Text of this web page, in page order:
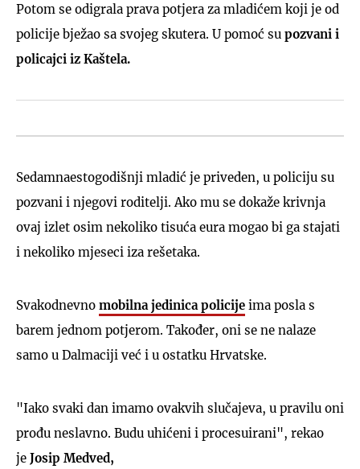
Potom se odigrala prava potjera za mladićem koji je od
policije bježao sa svojeg skutera. U pomoć su pozvani i
policajci iz Kaštela.
Sedamnaestogodišnji mladić je priveden, u policiju su
pozvani i njegovi roditelji. Ako mu se dokaže krivnja
ovaj izlet osim nekoliko tisuća eura mogao bi ga stajati
i nekoliko mjeseci iza rešetaka.
Svakodnevno mobilna jedinica policije ima posla s
barem jednom potjerom. Također, oni se ne nalaze
samo u Dalmaciji već i u ostatku Hrvatske.
"Iako svaki dan imamo ovakvih slučajeva, u pravilu oni
prođu neslavno. Budu uhićeni i procesuirani", rekao
je Josip Medved,